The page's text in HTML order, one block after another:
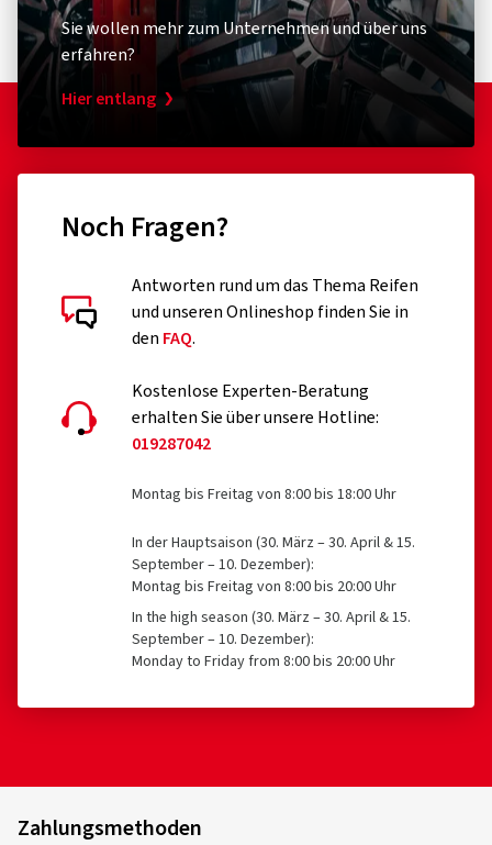
Sie wollen mehr zum Unternehmen und über uns
erfahren?
Hier entlang
Noch Fragen?
Antworten rund um das Thema Reifen
und unseren Onlineshop finden Sie in
den FAQ.
Kostenlose Experten-Beratung
erhalten Sie über unsere Hotline:
019287042
Montag bis Freitag von 8:00 bis 18:00 Uhr
In der Hauptsaison (30. März – 30. April & 15.
September – 10. Dezember):
Montag bis Freitag von 8:00 bis 20:00 Uhr
In the high season (30. März – 30. April & 15.
September – 10. Dezember):
Monday to Friday from 8:00 bis 20:00 Uhr
Zahlungsmethoden